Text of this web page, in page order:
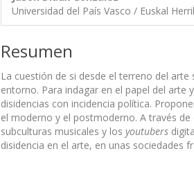
Universidad del País Vasco / Euskal
Resumen
La cuestión de si desde el terreno del
entorno. Para indagar en el papel del
disidencias con incidencia política.
el moderno y el postmoderno. A través
subculturas musicales y los youtubers
disidencia en el arte, en unas sociedades